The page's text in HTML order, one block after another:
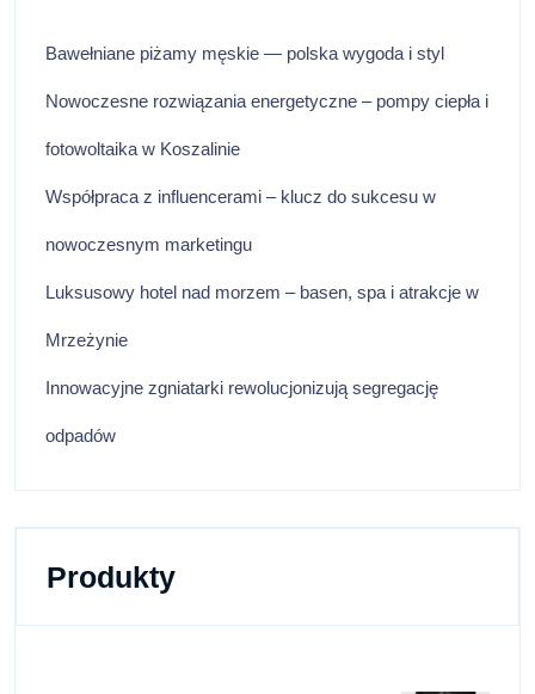
Bawełniane piżamy męskie — polska wygoda i styl
Nowoczesne rozwiązania energetyczne – pompy ciepła i
fotowoltaika w Koszalinie
Współpraca z influencerami – klucz do sukcesu w
nowoczesnym marketingu
Luksusowy hotel nad morzem – basen, spa i atrakcje w
Mrzeżynie
Innowacyjne zgniatarki rewolucjonizują segregację
odpadów
Produkty